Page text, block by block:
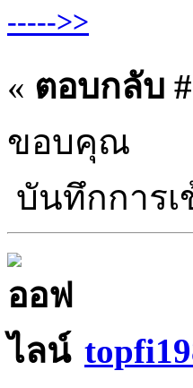
----->>
« ตอบกลับ
ขอบคุณ
บันทึกการเ